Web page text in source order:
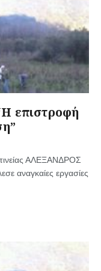
επιστροφή
ΑΛΕΞΑΝΔΡΟΣ
αναγκαίες εργασίες